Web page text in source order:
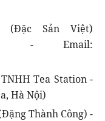
(Đặc Sản Việt)
- Email:
Tea Station -
Hà Nội)
Thành Công) -